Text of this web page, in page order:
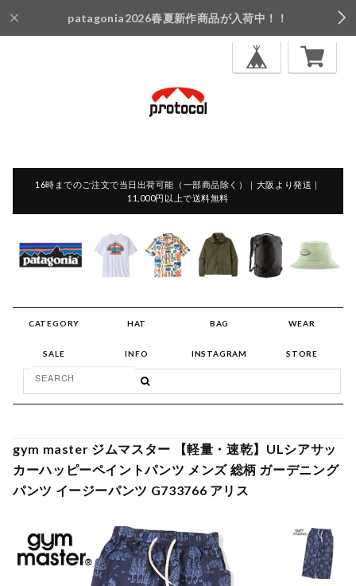
patagonia2026春夏新作商品が入荷中！！
16時までのご注文で当日出荷可能（一部商品除く）｜大阪より発送｜
11,000円以上で送料無料
CATEGORY HAT BAG WEAR
SALE INFO INSTAGRAM STORE
gym master ジムマスター 【軽量・速乾】ULシアサッ
カーハッピーペイントパンツ メンズ 総柄 ガーデニング
パンツ イージーパンツ G733766 アリス